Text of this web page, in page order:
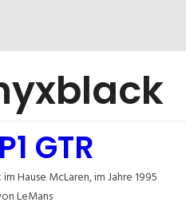
GTR
Hause McLaren, im Jahre 1995
LeMans